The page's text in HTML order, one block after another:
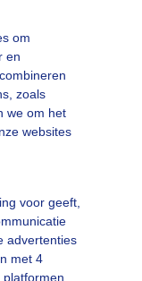
om
en
zoals
we om het
websites
voor geeft,
advertenties
met 4